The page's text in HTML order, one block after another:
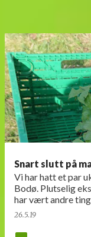
Snart slutt på
Vi har hatt et par
Bodø. Plutselig
har vært andre
våren fullt ut denne
26.5.19